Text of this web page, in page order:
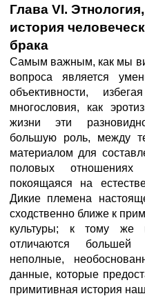
Глава VI.
история
брака
Самым важным, как мы
вопроса является
объективности,
многословия, как
жизни эти
большую роль, между
материалом для
половых
покоящаяся на
Дикие племена
сходственно ближе к
культуры; к тому же
отличаются
неполные,
данные, которые
примитивная история